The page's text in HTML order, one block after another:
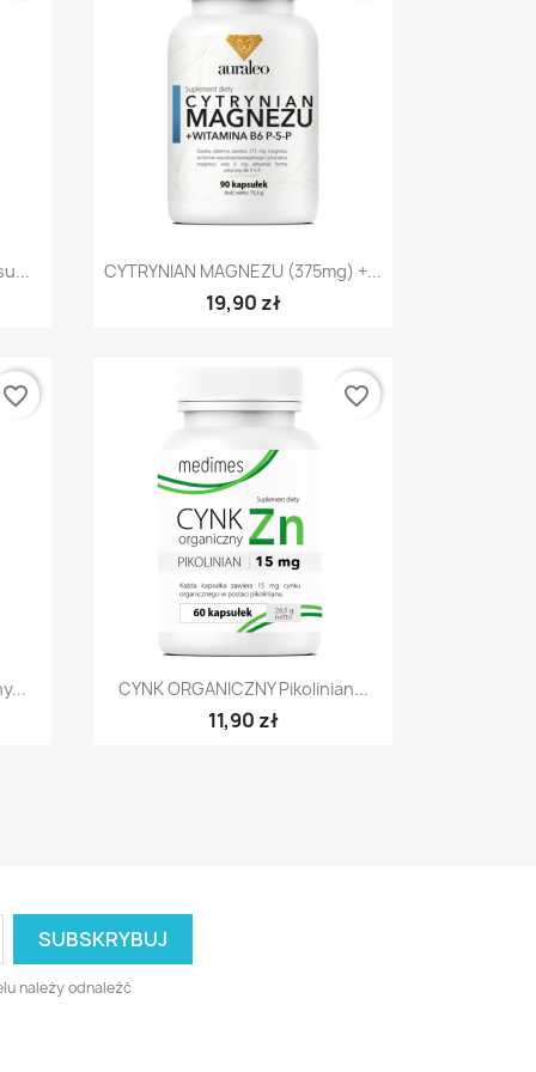
Szybki podgląd
CYTRYNIAN MAGNEZU (375mg) +...
19,90 zł
favorite_border
Szybki podgląd
CYNK ORGANICZNY Pikolinian...
11,90 zł
favorite_border
należy odnaleźć